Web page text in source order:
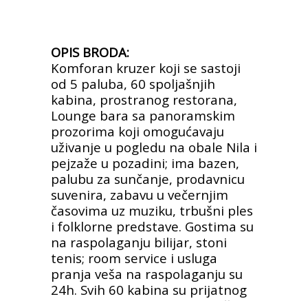
OPIS BRODA:
Komforan kruzer koji se sastoji
od 5 paluba, 60 spoljašnjih
kabina, prostranog restorana,
Lounge bara sa panoramskim
prozorima koji omogućavaju
uživanje u pogledu na obale Nila i
pejzaže u pozadini; ima bazen,
palubu za sunčanje, prodavnicu
suvenira, zabavu u večernjim
časovima uz muziku, trbušni ples
i folklorne predstave. Gostima su
na raspolaganju bilijar, stoni
tenis; room service i usluga
pranja veša na raspolaganju su
24h. Svih 60 kabina su prijatnog